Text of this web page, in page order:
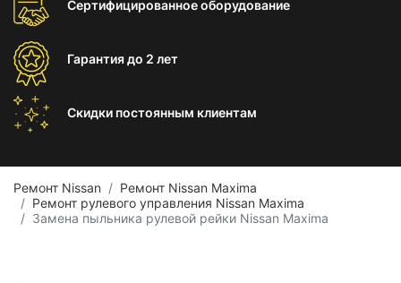
Сертифицированноеоборудование
Гарантиядо 2 лет
Скидки постоянным клиентам
Ремонт Nissan
Ремонт Nissan Maxima
Ремонт рулевого управления Nissan Maxima
Замена пыльника рулевой рейки Nissan Maxima